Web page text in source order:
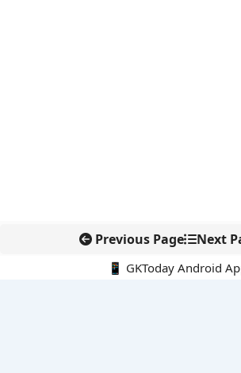
Previous Page Next
📱 GKToday Android